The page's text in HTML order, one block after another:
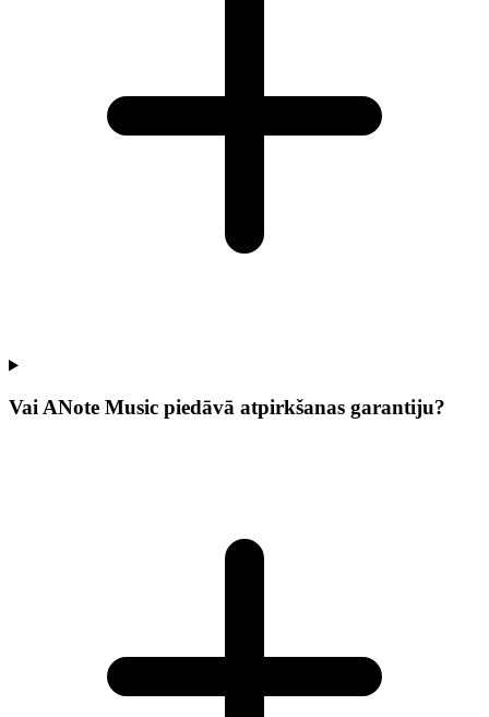
Vai ANote Music piedāvā atpirkšanas garantiju?